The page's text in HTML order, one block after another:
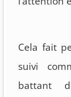
Cela fait
suivi
battant